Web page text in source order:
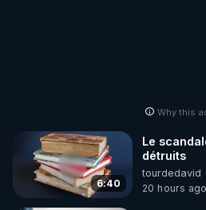
Why this
6:40
Le
détruits
tourdedavid
20 hours ago